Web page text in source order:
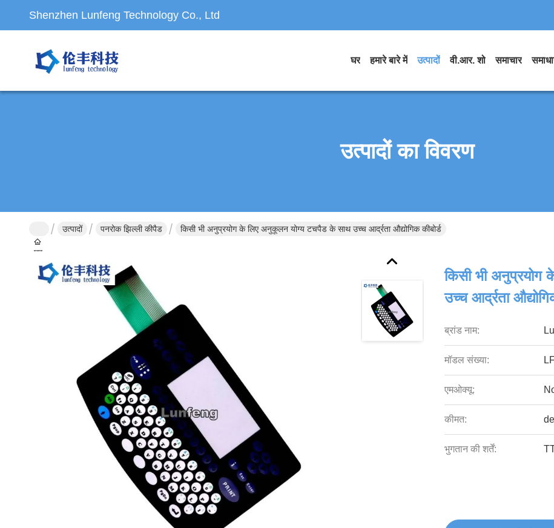
Shenzhen Lunfeng Technology Co., Ltd
घर हमारे बारे में उत्पादों वी.आर. शो समाचार
उत्पादों का विवरण
घर
उत्पादों पनरोक झिल्ली कीपैड किसी भी अनुप्रयोग के लिए अनुकूलन योग्य टचपैड के साथ उच्च आर्द्रता औद्योगिक कीबोर्ड
किसी भी
उच्च आर्द्रता
ब्रांड नाम:
मॉडल संख्या:
एमओक्यू:
कीमत:
भुगतान की शर्तें: